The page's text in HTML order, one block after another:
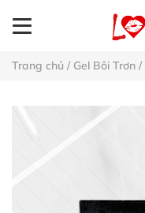
Trang chủ / Gel Bôi Trơn /